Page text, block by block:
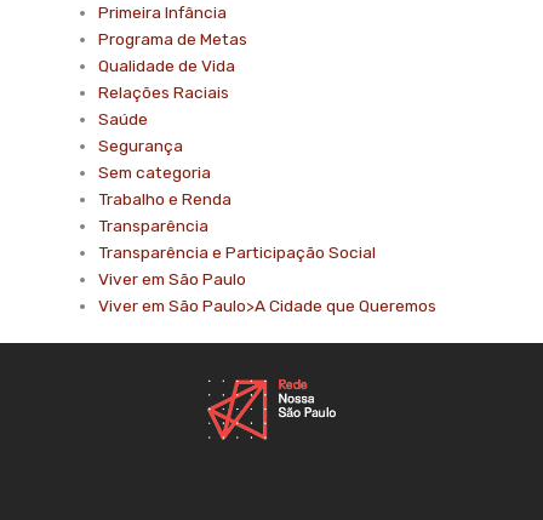
Primeira Infância
Programa de Metas
Qualidade de Vida
Relações Raciais
Saúde
Segurança
Sem categoria
Trabalho e Renda
Transparência
Transparência e Participação Social
Viver em São Paulo
Viver em São Paulo>A Cidade que Queremos